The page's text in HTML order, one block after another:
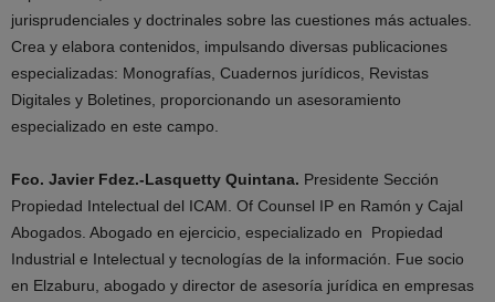
jurisprudenciales y doctrinales sobre las cuestiones más actuales.
Crea y elabora contenidos, impulsando diversas publicaciones
especializadas: Monografías, Cuadernos jurídicos, Revistas
Digitales y Boletines, proporcionando un asesoramiento
especializado en este campo.
Fco. Javier Fdez.-Lasquetty Quintana. Presidente Sección
Propiedad Intelectual del ICAM. Of Counsel IP en Ramón y Cajal
Abogados. Abogado en ejercicio, especializado en Propiedad
Industrial e Intelectual y tecnologías de la información. Fue socio
en Elzaburu, abogado y director de asesoría jurídica en empresas